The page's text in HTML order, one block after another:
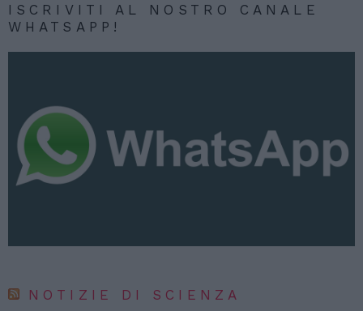
ISCRIVITI AL NOSTRO CANALE
WHATSAPP!
NOTIZIE DI SCIENZA